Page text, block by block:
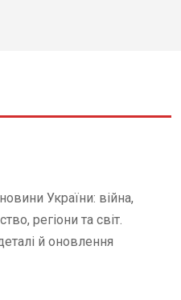
України: війна,
регіони та світ.
й оновлення